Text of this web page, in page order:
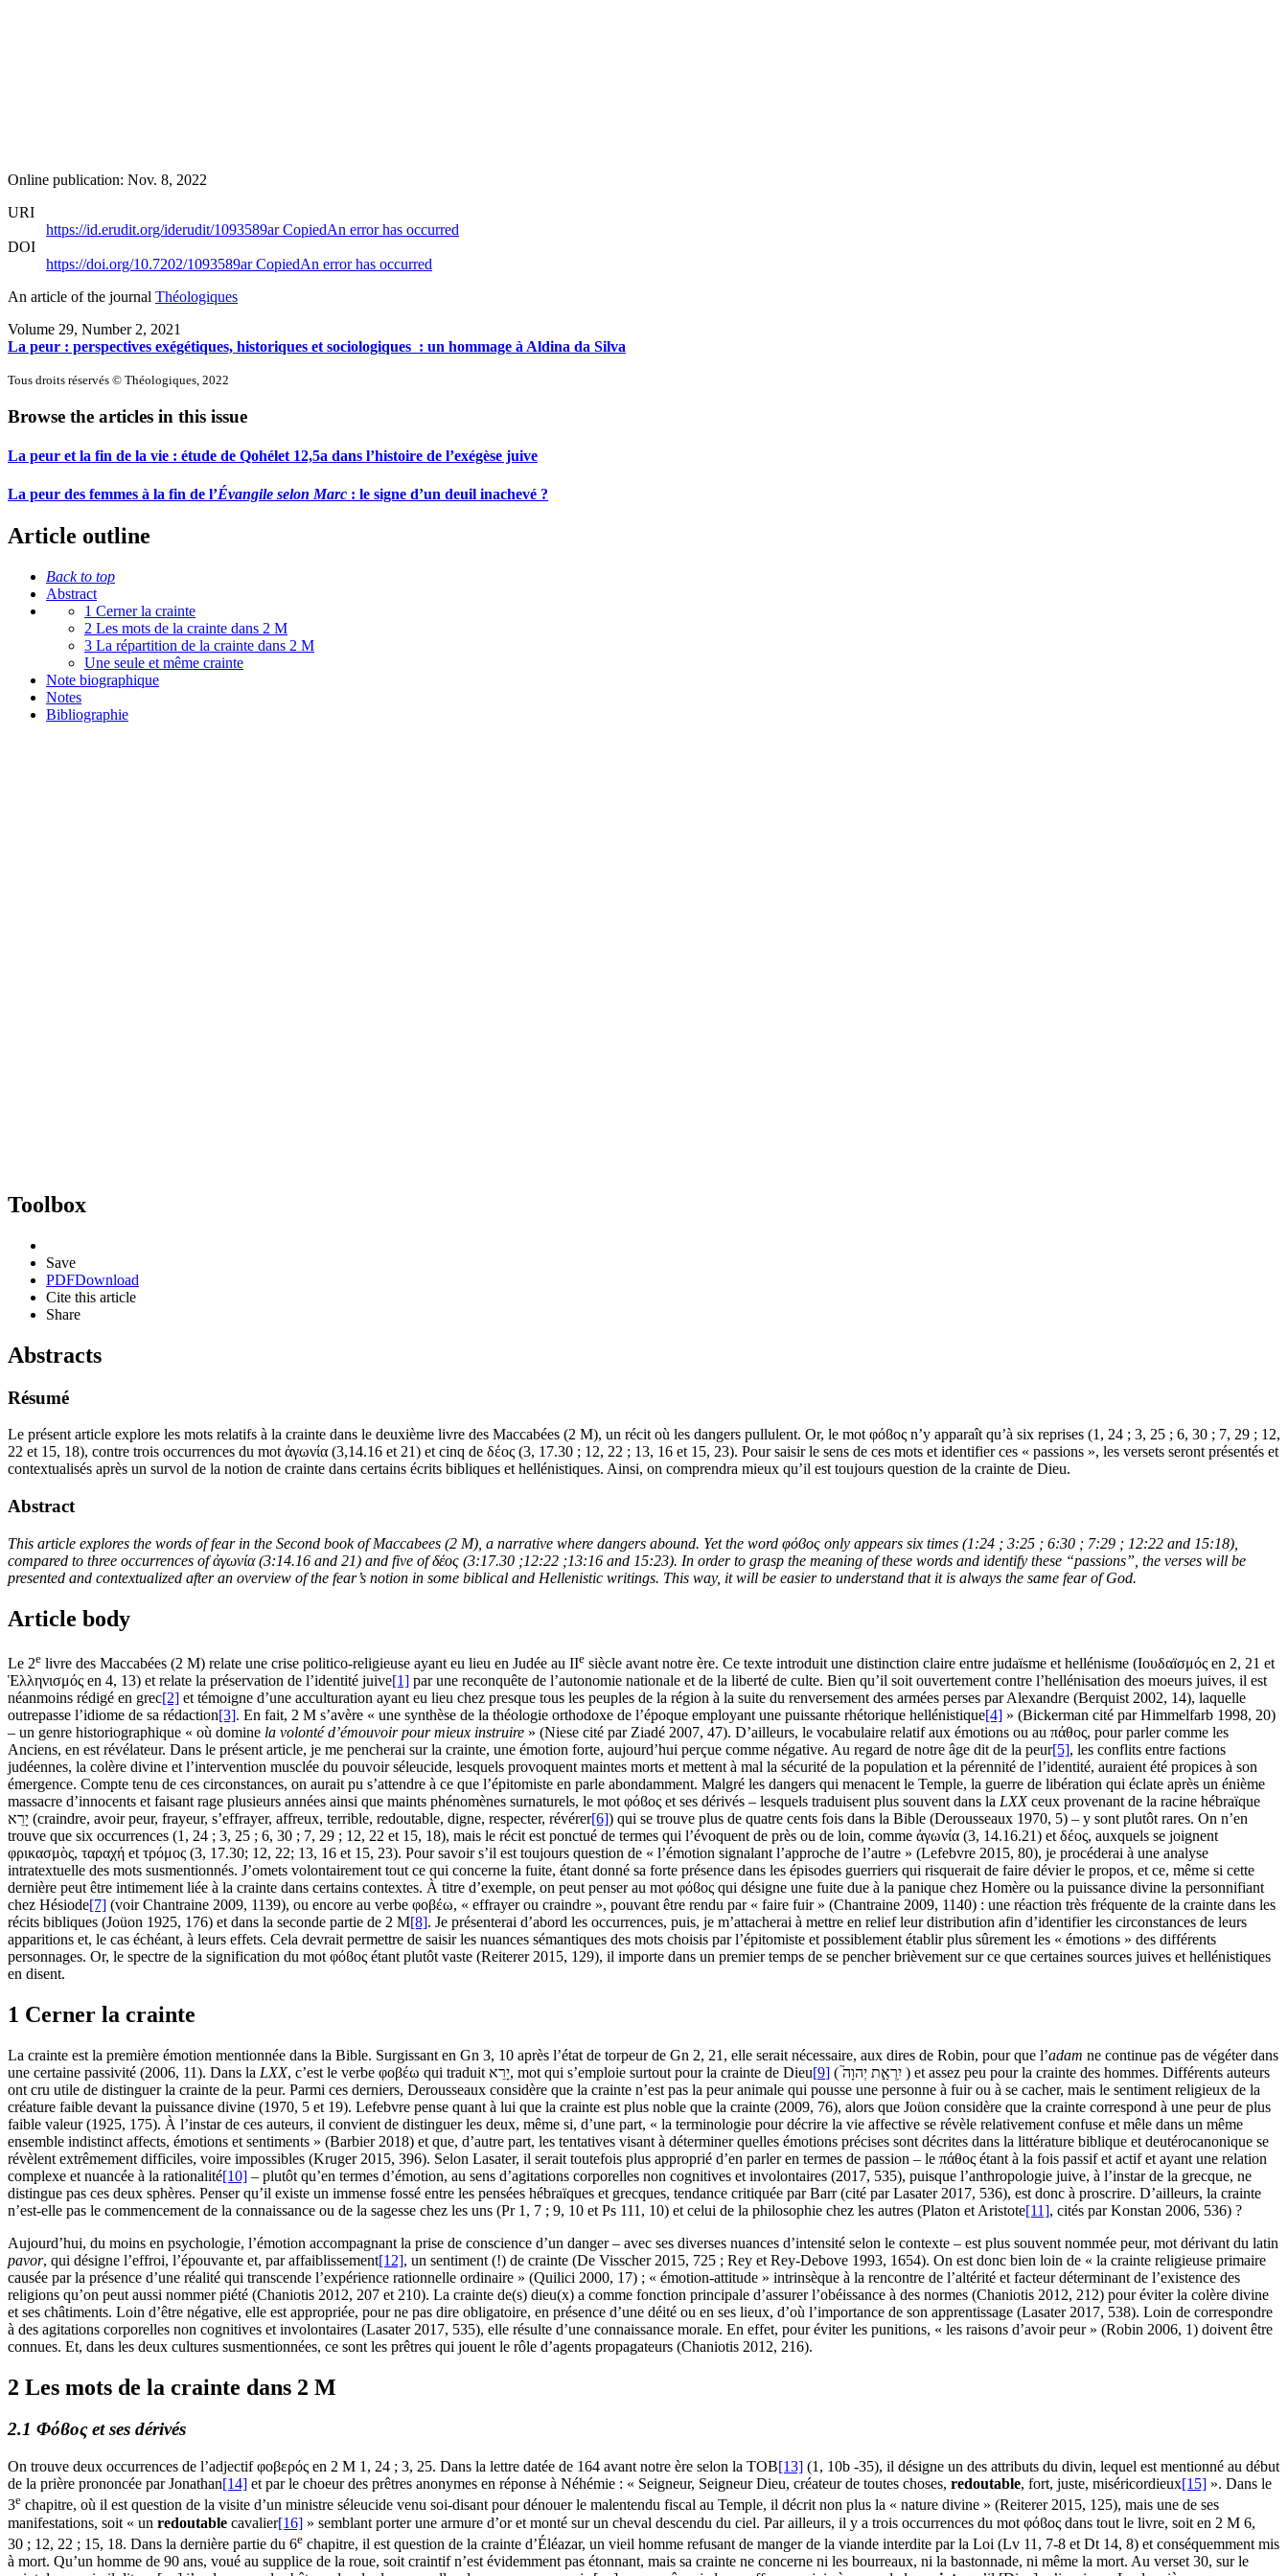
Online publication: Nov. 8, 2022
URI
https://id.erudit.org/iderudit/1093589arCopiedAn error has occurred
DOI
https://doi.org/10.7202/1093589arCopiedAn error has occurred
An article of the journal Théologiques
Volume 29, Number 2, 2021
La peur : perspectives exégétiques, historiques et sociologiques : un hommage à Aldina da Silva
Tous droits réservés © Théologiques, 2022
Browse the articles in this issue
La peur et la fin de la vie : étude de Qohélet 12,5a dans l’histoire de l’exégèse juive
La peur des femmes à la fin de l’Évangile selon Marc : le signe d’un deuil inachevé ?
Article outline
Back to top
Abstract
1 Cerner la crainte
2 Les mots de la crainte dans 2 M
3 La répartition de la crainte dans 2 M
Une seule et même crainte
Note biographique
Notes
Bibliographie
Toolbox
Save
PDFDownload
Cite this article
Share
Abstracts
Résumé
Le présent article explore les mots relatifs à la crainte dans le deuxième livre des Maccabées (2 M), un récit où les dangers pullulent. Or, le mot φόϐος n’y apparaît qu’à six reprises (1, 24 ; 3, 25 ; 6, 30 ; 7, 29 ; 12,
22 et 15, 18), contre trois occurrences du mot ἀγωνία (3,14.16 et 21) et cinq de δέος (3, 17.30 ; 12, 22 ; 13, 16 et 15, 23). Pour saisir le sens de ces mots et identifier ces « passions », les versets seront présentés et
contextualisés après un survol de la notion de crainte dans certains écrits bibliques et hellénistiques. Ainsi, on comprendra mieux qu’il est toujours question de la crainte de Dieu.
Abstract
This article explores the words of fear in the Second book of Maccabees (2 M), a narrative where dangers abound. Yet the word φόϐος only appears six times (1:24 ; 3:25 ; 6:30 ; 7:29 ; 12:22 and 15:18),
compared to three occurrences of ἀγωνία (3:14.16 and 21) and five of δέος (3:17.30 ;12:22 ;13:16 and 15:23). In order to grasp the meaning of these words and identify these “passions”, the verses will be
presented and contextualized after an overview of the fear’s notion in some biblical and Hellenistic writings. This way, it will be easier to understand that it is always the same fear of God.
Article body
Le 2e livre des Maccabées (2 M) relate une crise politico-religieuse ayant eu lieu en Judée au IIe siècle avant notre ère. Ce texte introduit une distinction claire entre judaïsme et hellénisme (Ιουδαïσμός en 2, 21 et
Ἑλληνισμός en 4, 13) et relate la préservation de l’identité juive[1] par une reconquête de l’autonomie nationale et de la liberté de culte. Bien qu’il soit ouvertement contre l’hellénisation des moeurs juives, il est
néanmoins rédigé en grec[2] et témoigne d’une acculturation ayant eu lieu chez presque tous les peuples de la région à la suite du renversement des armées perses par Alexandre (Berquist 2002, 14), laquelle
outrepasse l’idiome de sa rédaction[3]. En fait, 2 M s’avère « une synthèse de la théologie orthodoxe de l’époque employant une puissante rhétorique hellénistique[4] » (Bickerman cité par Himmelfarb 1998, 20)
– un genre historiographique « où domine la volonté d’émouvoir pour mieux instruire » (Niese cité par Ziadé 2007, 47). D’ailleurs, le vocabulaire relatif aux émotions ou au πάθος, pour parler comme les
Anciens, en est révélateur. Dans le présent article, je me pencherai sur la crainte, une émotion forte, aujourd’hui perçue comme négative. Au regard de notre âge dit de la peur[5], les conflits entre factions
judéennes, la colère divine et l’intervention musclée du pouvoir séleucide, lesquels provoquent maintes morts et mettent à mal la sécurité de la population et la pérennité de l’identité, auraient été propices à son
émergence. Compte tenu de ces circonstances, on aurait pu s’attendre à ce que l’épitomiste en parle abondamment. Malgré les dangers qui menacent le Temple, la guerre de libération qui éclate après un énième
massacre d’innocents et faisant rage plusieurs années ainsi que maints phénomènes surnaturels, le mot φόϐος et ses dérivés – lesquels traduisent plus souvent dans la LXXceux provenant de la racine hébraïque
יָרֵא (craindre, avoir peur, frayeur, s’effrayer, affreux, terrible, redoutable, digne, respecter, révérer[6]) qui se trouve plus de quatre cents fois dans la Bible (Derousseaux 1970, 5) – y sont plutôt rares. On n’en
trouve que six occurrences (1, 24 ; 3, 25 ; 6, 30 ; 7, 29 ; 12, 22 et 15, 18), mais le récit est ponctué de termes qui l’évoquent de près ou de loin, comme ἀγωνία (3, 14.16.21) et δέος, auxquels se joignent
φρικασμὸς, ταραχή et τρόμος (3, 17.30; 12, 22; 13, 16 et 15, 23). Pour savoir s’il est toujours question de « l’émotion signalant l’approche de l’autre » (Lefebvre 2015, 80), je procéderai à une analyse
intratextuelle des mots susmentionnés. J’omets volontairement tout ce qui concerne la fuite, étant donné sa forte présence dans les épisodes guerriers qui risquerait de faire dévier le propos, et ce, même si cette
dernière peut être intimement liée à la crainte dans certains contextes. À titre d’exemple, on peut penser au mot φόϐος qui désigne une fuite due à la panique chez Homère ou la puissance divine la personnifiant
chez Hésiode[7] (voir Chantraine 2009, 1139), ou encore au verbe φοβέω, « effrayer ou craindre », pouvant être rendu par « faire fuir » (Chantraine 2009, 1140) : une réaction très fréquente de la crainte dans les
récits bibliques (Joüon 1925, 176) et dans la seconde partie de 2 M[8]. Je présenterai d’abord les occurrences, puis, je m’attacherai à mettre en relief leur distribution afin d’identifier les circonstances de leurs
apparitions et, le cas échéant, à leurs effets. Cela devrait permettre de saisir les nuances sémantiques des mots choisis par l’épitomiste et possiblement établir plus sûrement les « émotions » des différents
personnages. Or, le spectre de la signification du mot φόϐος étant plutôt vaste (Reiterer 2015, 129), il importe dans un premier temps de se pencher brièvement sur ce que certaines sources juives et hellénistiques
en disent.
1 Cerner la crainte
La crainte est la première émotion mentionnée dans la Bible. Surgissant en Gn 3, 10 après l’état de torpeur de Gn 2, 21, elle serait nécessaire, aux dires de Robin, pour que l’adam ne continue pas de végéter dans
une certaine passivité (2006, 11). Dans la LXX , c’est le verbe φοβέω qui traduit יָרֵא, mot qui s’emploie surtout pour la crainte de Dieu‏ יִֽרְאַ֣ת יְהוָה֮ ) [9]
) et assez peu pour la crainte des hommes. Différents auteurs
ont cru utile de distinguer la crainte de la peur. Parmi ces derniers, Derousseaux considère que la crainte n’est pas la peur animale qui pousse une personne à fuir ou à se cacher, mais le sentiment religieux de la
créature faible devant la puissance divine (1970, 5 et 19). Lefebvre pense quant à lui que la crainte est plus noble que la crainte (2009, 76), alors que Joüon considère que la crainte correspond à une peur de plus
faible valeur (1925, 175). À l’instar de ces auteurs, il convient de distinguer les deux, même si, d’une part, « la terminologie pour décrire la vie affective se révèle relativement confuse et mêle dans un même
ensemble indistinct affects, émotions et sentiments » (Barbier 2018) et que, d’autre part, les tentatives visant à déterminer quelles émotions précises sont décrites dans la littérature biblique et deutérocanonique se
révèlent extrêmement difficiles, voire impossibles (Kruger 2015, 396). Selon Lasater, il serait toutefois plus approprié d’en parler en termes de passion – le πάθος étant à la fois passif et actif et ayant une relation
complexe et nuancée à la rationalité[10] – plutôt qu’en termes d’émotion, au sens d’agitations corporelles non cognitives et involontaires (2017, 535), puisque l’anthropologie juive, à l’instar de la grecque, ne
distingue pas ces deux sphères. Penser qu’il existe un immense fossé entre les pensées hébraïques et grecques, tendance critiquée par Barr (cité par Lasater 2017, 536), est donc à proscrire. D’ailleurs, la crainte
n’est-elle pas le commencement de la connaissance ou de la sagesse chez les uns (Pr 1, 7 ; 9, 10 et Ps 111, 10) et celui de la philosophie chez les autres (Platon et Aristote[11], cités par Konstan 2006, 536) ?
Aujourd’hui, du moins en psychologie, l’émotion accompagnant la prise de conscience d’un danger – avec ses diverses nuances d’intensité selon le contexte – est plus souvent nommée peur, mot dérivant du latin
pavor, qui désigne l’effroi, l’épouvante et, par affaiblissement[12], un sentiment (!) de crainte (De Visscher 2015, 725 ; Rey et Rey-Debove 1993, 1654). On est donc bien loin de « la crainte religieuse primaire
causée par la présence d’une réalité qui transcende l’expérience rationnelle ordinaire » (Quilici 2000, 17) ; « émotion-attitude » intrinsèque à la rencontre de l’altérité et facteur déterminant de l’existence des
religions qu’on peut aussi nommer piété (Chaniotis 2012, 207 et 210). La crainte de(s) dieu(x) a comme fonction principale d’assurer l’obéissance à des normes (Chaniotis 2012, 212) pour éviter la colère divine
et ses châtiments. Loin d’être négative, elle est appropriée, pour ne pas dire obligatoire, en présence d’une déité ou en ses lieux, d’où l’importance de son apprentissage (Lasater 2017, 538). Loin de correspondre
à des agitations corporelles non cognitives et involontaires (Lasater 2017, 535), elle résulte d’une connaissance morale. En effet, pour éviter les punitions, « les raisons d’avoir peur » (Robin 2006, 1) doivent être
connues. Et, dans les deux cultures susmentionnées, ce sont les prêtres qui jouent le rôle d’agents propagateurs (Chaniotis 2012, 216).
2 Les mots de la crainte dans 2 M
2.1 Φόϐος et ses dérivés
On trouve deux occurrences de l’adjectif φοβερός en 2 M 1, 24 ; 3, 25. Dans la lettre datée de 164 avant notre ère selon la TOB[13] (1, 10b -35), il désigne un des attributs du divin, lequel est mentionné au début
de la prière prononcée par Jonathan[14] et par le choeur des prêtres anonymes en réponse à Néhémie : « Seigneur, Seigneur Dieu, créateur de toutes choses, redoutable, fort, juste, miséricordieux[15] ». Dans le
3e chapitre, où il est question de la visite d’un ministre séleucide venu soi-disant pour dénouer le malentendu fiscal au Temple, il décrit non plus la « nature divine » (Reiterer 2015, 125), mais une de ses
manifestations, soit « un redoutable cavalier[16] » semblant porter une armure d’or et monté sur un cheval descendu du ciel. Par ailleurs, il y a trois occurrences du mot φόϐος dans tout le livre, soit en 2 M 6,
30 ; 12, 22 ; 15, 18. Dans la dernière partie du 6e chapitre, il est question de la crainte d’Éléazar, un vieil homme refusant de manger de la viande interdite par la Loi (Lv 11, 7-8 et Dt 14, 8) et conséquemment mis
à mort. Qu’un homme de 90 ans, voué au supplice de la roue, soit craintif n’est évidemment pas étonnant, mais sa crainte ne concerne ni les bourreaux, ni la bastonnade, ni même la mort. Au verset 30, sur le